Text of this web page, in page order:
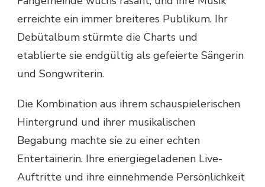
erreichte ein immer breiteres Publikum. Ihr
Debütalbum stürmte die Charts und
etablierte sie endgültig als gefeierte Sängerin
und Songwriterin.
Die Kombination aus ihrem schauspielerischen
Hintergrund und ihrer musikalischen
Begabung machte sie zu einer echten
Entertainerin. Ihre energiegeladenen Live-
Auftritte und ihre einnehmende Persönlichkeit